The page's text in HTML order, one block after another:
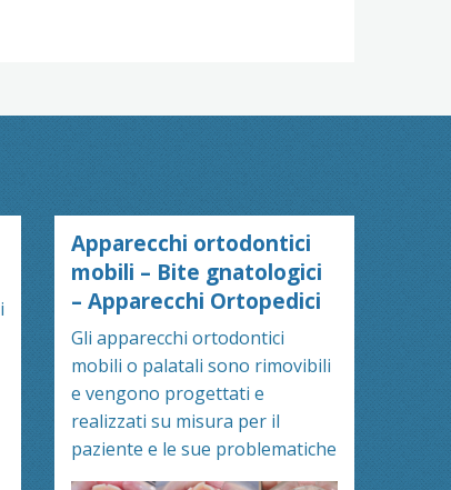
Apparecchi ortodontici
mobili – Bite gnatologici
– Apparecchi Ortopedici
Gli apparecchi ortodontici
mobili o palatali sono rimovibili
e vengono progettati e
realizzati su misura per il
paziente e le sue problematiche